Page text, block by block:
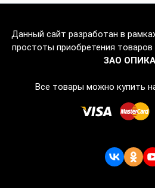
Данный сайт разработан в
простоты приобретения товаров
ЗАО ОПИКА
Все товары можно купить